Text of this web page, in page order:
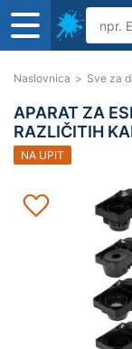
Naslovnica > Sve za
APARAT ZA
RAZLIČITIH
NA UPIT